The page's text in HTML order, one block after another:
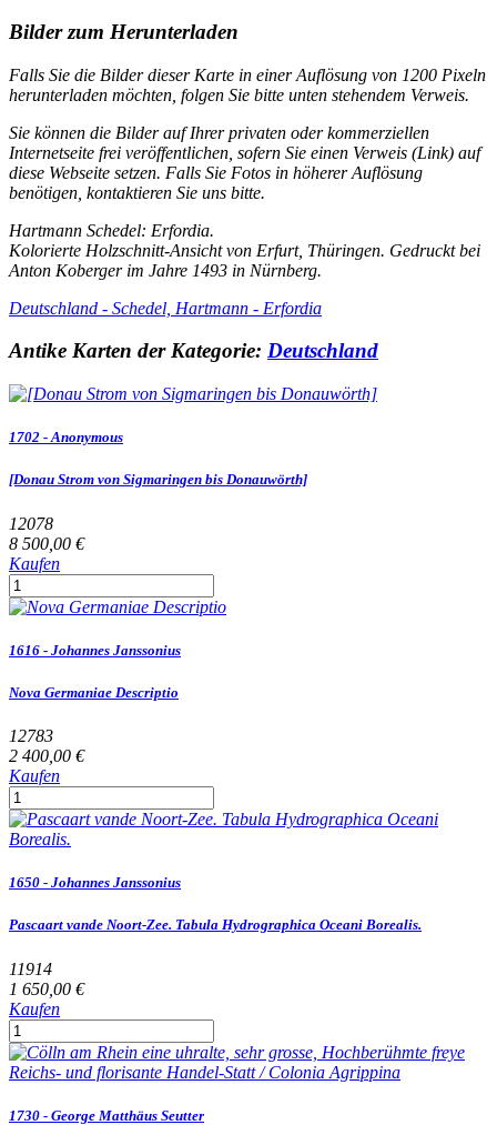
Bilder zum Herunterladen
Falls Sie die Bilder dieser Karte in einer Auflösung von 1200 Pixeln
herunterladen möchten, folgen Sie bitte unten stehendem Verweis.
Sie können die Bilder auf Ihrer privaten oder kommerziellen
Internetseite frei veröffentlichen, sofern Sie einen Verweis (Link) auf
diese Webseite setzen. Falls Sie Fotos in höherer Auflösung
benötigen, kontaktieren Sie uns bitte.
Hartmann Schedel: Erfordia.
Kolorierte Holzschnitt-Ansicht von Erfurt, Thüringen. Gedruckt bei
Anton Koberger im Jahre 1493 in Nürnberg.
Deutschland - Schedel, Hartmann - Erfordia
Antike Karten der Kategorie: Deutschland
1702 - Anonymous
[Donau Strom von Sigmaringen bis Donauwörth]
12078
8 500,00 €
Kaufen
1616 - Johannes Janssonius
Nova Germaniae Descriptio
12783
2 400,00 €
Kaufen
1650 - Johannes Janssonius
Pascaart vande Noort-Zee. Tabula Hydrographica Oceani Borealis.
11914
1 650,00 €
Kaufen
1730 - George Matthäus Seutter